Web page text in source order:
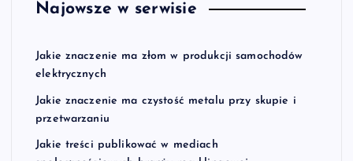
Najowsze w serwisie
Jakie znaczenie ma złom w produkcji samochodów
elektrycznych
Jakie znaczenie ma czystość metalu przy skupie i
przetwarzaniu
Jakie treści publikować w mediach